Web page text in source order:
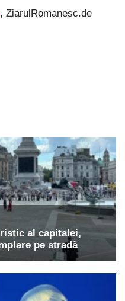
, ZiarulRomanesc.de